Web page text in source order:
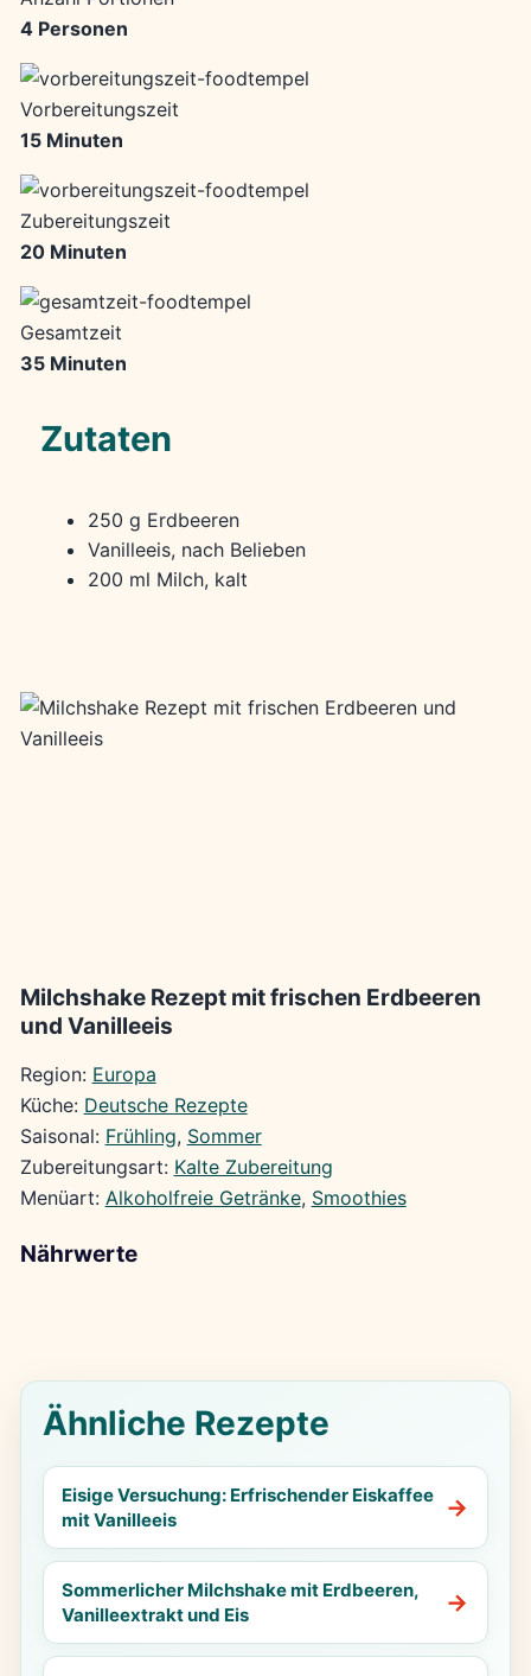
4 Personen
Vorbereitungszeit
15 Minuten
Zubereitungszeit
20 Minuten
Gesamtzeit
35 Minuten
Zutaten
250 g Erdbeeren
Vanilleeis, nach Belieben
200 ml Milch, kalt
Milchshake Rezept mit frischen Erdbeeren
und Vanilleeis
Region: Europa
Küche: Deutsche Rezepte
Saisonal: Frühling, Sommer
Zubereitungsart: Kalte Zubereitung
Menüart: Alkoholfreie Getränke, Smoothies
Nährwerte
Ähnliche Rezepte
Eisige Versuchung: Erfrischender Eiskaffee
mit Vanilleeis
Sommerlicher Milchshake mit Erdbeeren,
Vanilleextrakt und Eis